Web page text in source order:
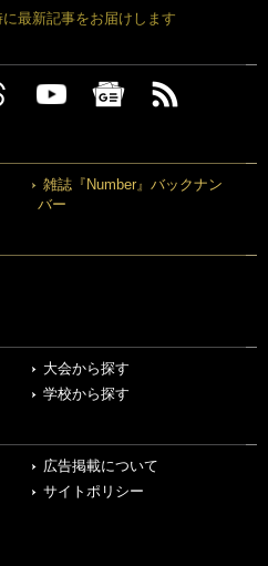
最新記事をお届けします
雑誌『Number』バックナン
バー
大会から探す
学校から探す
広告掲載について
サイトポリシー